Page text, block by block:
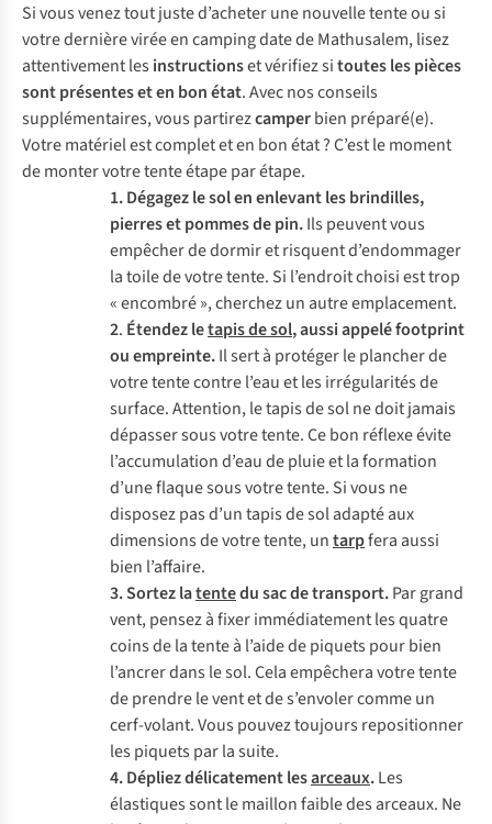
Si vous venez tout juste d’acheter une nouvelle tente ou si
votre dernière virée en camping date de Mathusalem, lisez
attentivement les instructionset vérifiez sitoutes les pièces
sont présentes et en bon état. Avec nos conseils
supplémentaires, vous partirezcamperbien préparé(e).
Votre matériel est complet et en bon état ? C’est le moment
de monter votre tente étape par étape.
1. Dégagez le sol en enlevant les brindilles,
pierres et pommes de pin.Ils peuvent vous
empêcher de dormir et risquent d’endommager
la toile de votre tente. Si l’endroit choisi est trop
« encombré », cherchez un autre emplacement.
2. Étendez letapis de sol, aussi appelé footprint
ou empreinte.Il sert à protéger le plancher de
votre tente contre l’eau et les irrégularités de
surface. Attention, le tapis de sol ne doit jamais
dépasser sous votre tente. Ce bon réflexe évite
l’accumulation d’eau de pluie et la formation
d’une flaque sous votre tente. Si vous ne
disposez pas d’un tapis de sol adapté aux
dimensions de votre tente, untarpfera aussi
bien l’affaire.
3. Sortez latentedu sac de transport.Par grand
vent, pensez à fixer immédiatement les quatre
coins de la tente à l’aide de piquets pour bien
l’ancrer dans le sol. Cela empêchera votre tente
de prendre le vent et de s’envoler comme un
cerf-volant. Vous pouvez toujours repositionner
les piquets par la suite.
4. Dépliez délicatement lesarceaux.Les
élastiques sont le maillon faible des arceaux. Ne